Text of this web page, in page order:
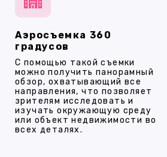
Аэросъемка 360
градусов
С помощью такой съемки
можно получить панорамный
обзор, охватывающий все
направления, что позволяет
зрителям исследовать и
изучать окружающую среду
или объект недвижимости во
всех деталях.